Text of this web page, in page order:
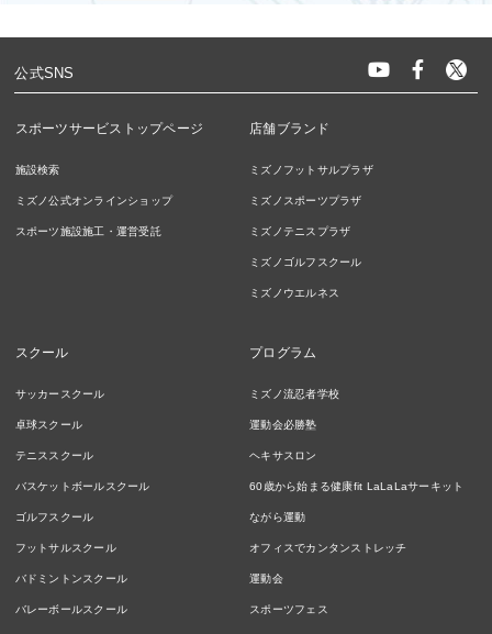
公式SNS
スポーツサービストップページ
施設検索
ミズノ公式オンラインショップ
スポーツ施設施工・運営受託
店舗ブランド
ミズノフットサルプラザ
ミズノスポーツプラザ
ミズノテニスプラザ
ミズノゴルフスクール
ミズノウエルネス
スクール
サッカースクール
卓球スクール
テニススクール
バスケットボールスクール
ゴルフスクール
フットサルスクール
バドミントンスクール
バレーボールスクール
プログラム
ミズノ流忍者学校
運動会必勝塾
ヘキサスロン
60歳から始まる健康fit LaLaLaサーキット
ながら運動
オフィスでカンタンストレッチ
運動会
スポーツフェス